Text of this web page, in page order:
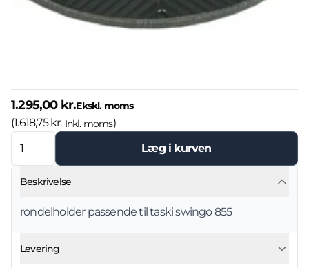
1.295,00 kr.Ekskl. moms
(1.618,75 kr. Inkl. moms)
Læg i kurven
Beskrivelse
rondelholder passende til taski swingo 855
Levering